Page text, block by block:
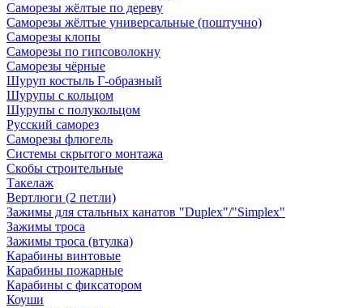
Саморезы жёлтые по дереву
Саморезы жёлтые универсальные (поштучно)
Саморезы клопы
Саморезы по гипсоволокну
Саморезы чёрные
Шуруп костыль Г-образный
Шурупы с кольцом
Шурупы с полукольцом
Русский саморез
Саморезы флюгель
Системы скрытого монтажа
Скобы строительные
Такелаж
Вертлюги (2 петли)
Зажимы для стальных канатов "Duplex"/"Simplex"
Зажимы троса
Зажимы троса (втулка)
Карабины винтовые
Карабины пожарные
Карабины с фиксатором
Коуши